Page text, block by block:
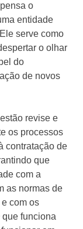
o
entidade
serve como
o olhar
do
de novos
revise e
os processos
contratação de
que
com a
as normas de
com os
funciona